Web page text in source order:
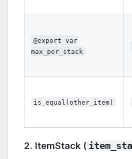
@export var
max_per_stack
is_equal(other_item)
2. ItemStack (